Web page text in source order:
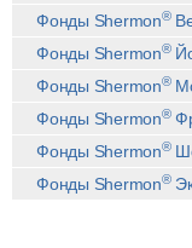
Фонды Shermon®
Фонды Shermon®
Фонды Shermon®
Фонды Shermon®
Фонды Shermon®
Фонды Shermon®